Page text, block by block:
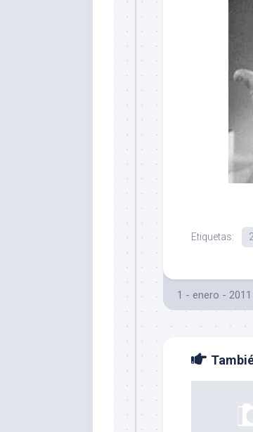
Etiquetas:
1 - enero - 2011